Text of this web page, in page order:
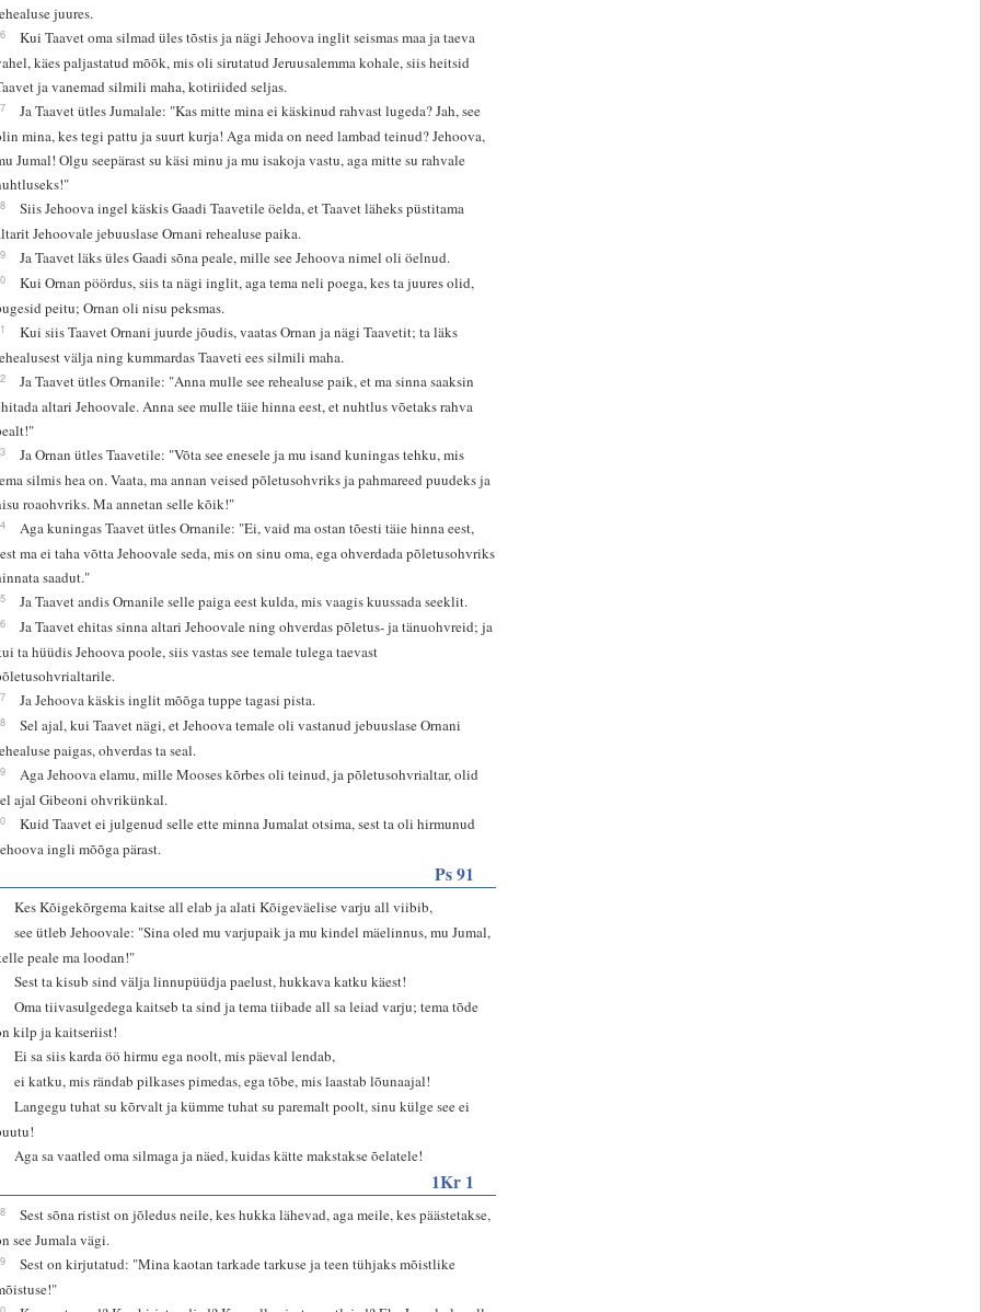
juures.
Kui Taavet oma silmad üles tõstis ja nägi Jehoova inglit seismas maa ja taeva
käes paljastatud mõõk, mis oli sirutatud Jeruusalemma kohale, siis heitsid
ja vanemad silmili maha, kotiriided seljas.
Ja Taavet ütles Jumalale: "Kas mitte mina ei käskinud rahvast lugeda? Jah, see
mina, kes tegi pattu ja suurt kurja! Aga mida on need lambad teinud? Jehoova,
Jumal! Olgu seepärast su käsi minu ja mu isakoja vastu, aga mitte su rahvale
Siis Jehoova ingel käskis Gaadi Taavetile öelda, et Taavet läheks püstitama
Jehoovale jebuuslase Ornani rehealuse paika.
Ja Taavet läks üles Gaadi sõna peale, mille see Jehoova nimel oli öelnud.
Kui Ornan pöördus, siis ta nägi inglit, aga tema neli poega, kes ta juures olid,
peitu; Ornan oli nisu peksmas.
Kui siis Taavet Ornani juurde jõudis, vaatas Ornan ja nägi Taavetit; ta läks
välja ning kummardas Taaveti ees silmili maha.
Ja Taavet ütles Ornanile: "Anna mulle see rehealuse paik, et ma sinna saaksin
altari Jehoovale. Anna see mulle täie hinna eest, et nuhtlus võetaks rahva
Ja Ornan ütles Taavetile: "Võta see enesele ja mu isand kuningas tehku, mis
silmis hea on. Vaata, ma annan veised põletusohvriks ja pahmareed puudeks ja
roaohvriks. Ma annetan selle kõik!"
Aga kuningas Taavet ütles Ornanile: "Ei, vaid ma ostan tõesti täie hinna eest,
ma ei taha võtta Jehoovale seda, mis on sinu oma, ega ohverdada põletusohvriks
saadut."
Ja Taavet andis Ornanile selle paiga eest kulda, mis vaagis kuussada seeklit.
Ja Taavet ehitas sinna altari Jehoovale ning ohverdas põletus- ja tänuohvreid; ja
ta hüüdis Jehoova poole, siis vastas see temale tulega taevast
Ja Jehoova käskis inglit mõõga tuppe tagasi pista.
Sel ajal, kui Taavet nägi, et Jehoova temale oli vastanud jebuuslase Ornani
paigas, ohverdas ta seal.
Aga Jehoova elamu, mille Mooses kõrbes oli teinud, ja põletusohvrialtar, olid
ajal Gibeoni ohvrikünkal.
Kuid Taavet ei julgenud selle ette minna Jumalat otsima, sest ta oli hirmunud
ingli mõõga pärast.
Ps 91
Kes Kõigekõrgema kaitse all elab ja alati Kõigeväelise varju all viibib,
see ütleb Jehoovale: "Sina oled mu varjupaik ja mu kindel mäelinnus, mu Jumal,
peale ma loodan!"
Sest ta kisub sind välja linnupüüdja paelust, hukkava katku käest!
Oma tiivasulgedega kaitseb ta sind ja tema tiibade all sa leiad varju; tema tõde
kilp ja kaitseriist!
Ei sa siis karda öö hirmu ega noolt, mis päeval lendab,
ei katku, mis rändab pilkases pimedas, ega tõbe, mis laastab lõunaajal!
Langegu tuhat su kõrvalt ja kümme tuhat su paremalt poolt, sinu külge see ei
Aga sa vaatled oma silmaga ja näed, kuidas kätte makstakse õelatele!
1Kr 1
Sest sõna ristist on jõledus neile, kes hukka lähevad, aga meile, kes päästetakse,
see Jumala vägi.
Sest on kirjutatud: "Mina kaotan tarkade tarkuse ja teen tühjaks mõistlike